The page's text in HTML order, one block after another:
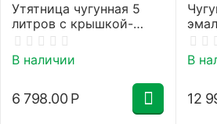
Утятница чугунная 5
литров с крышкой-
сковородой
В наличии
6 798.00 Р
В
12